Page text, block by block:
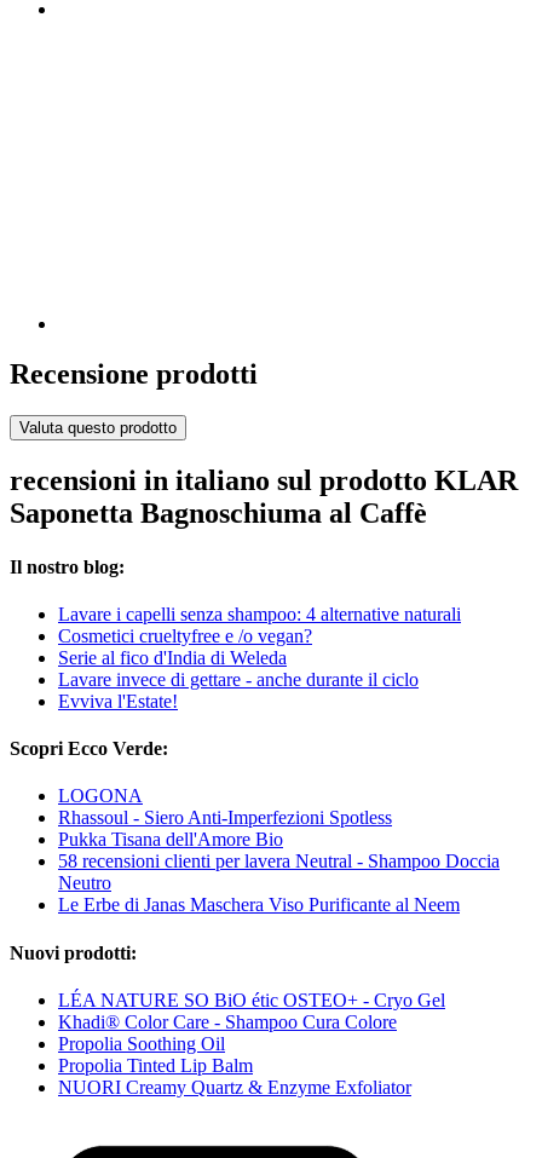
Recensione prodotti
Valuta questo prodotto
recensioni in italiano sul prodotto KLAR
Saponetta Bagnoschiuma al Caffè
Il nostro blog:
Lavare i capelli senza shampoo: 4 alternative naturali
Cosmetici crueltyfree e /o vegan?
Serie al fico d'India di Weleda
Lavare invece di gettare - anche durante il ciclo
Evviva l'Estate!
Scopri Ecco Verde:
LOGONA
Rhassoul - Siero Anti-Imperfezioni Spotless
Pukka Tisana dell'Amore Bio
58 recensioni clienti per lavera Neutral - Shampoo Doccia
Neutro
Le Erbe di Janas Maschera Viso Purificante al Neem
Nuovi prodotti:
LÉA NATURE SO BiO étic OSTEO+ - Cryo Gel
Khadi® Color Care - Shampoo Cura Colore
Propolia Soothing Oil
Propolia Tinted Lip Balm
NUORI Creamy Quartz & Enzyme Exfoliator